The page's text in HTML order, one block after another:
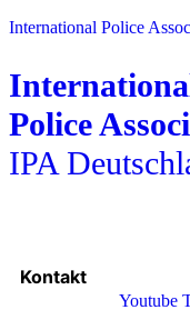
International Police
Police
IPA
Kontakt
Youtube